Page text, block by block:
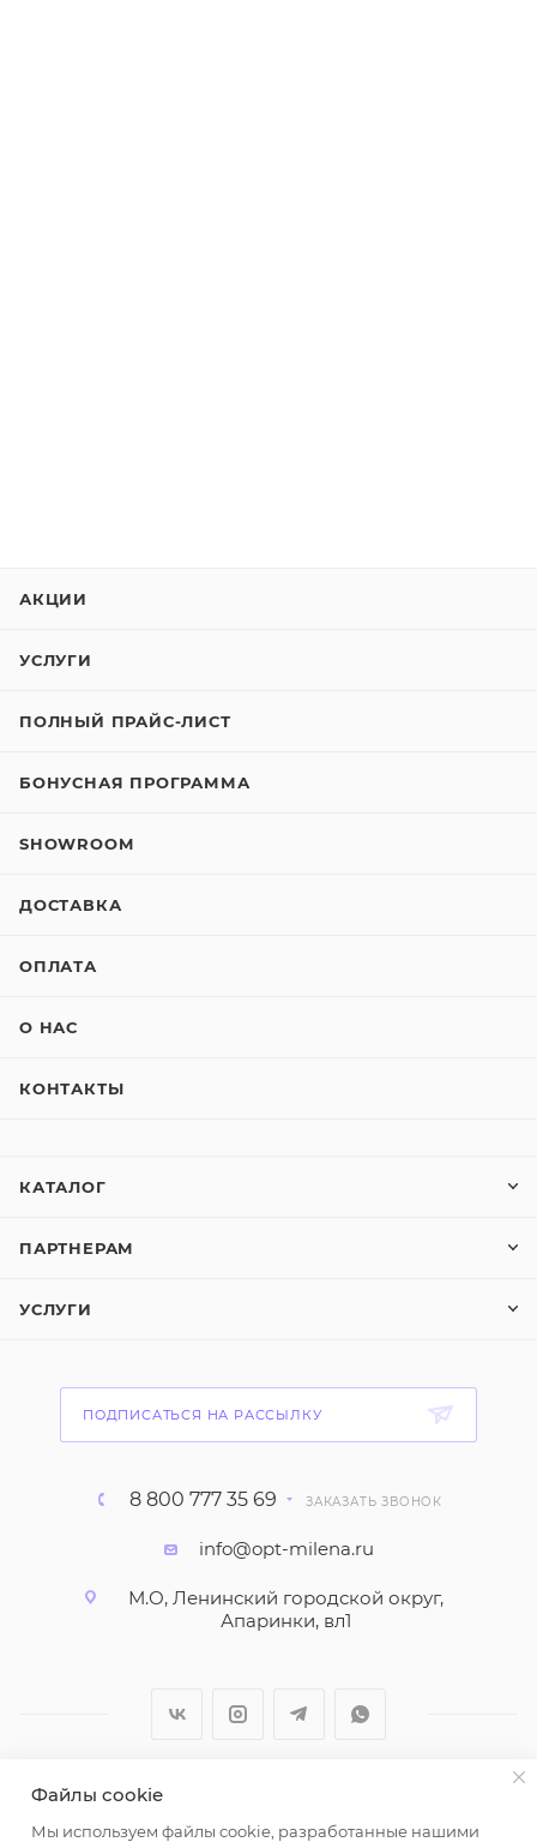
АКЦИИ
УСЛУГИ
ПОЛНЫЙ ПРАЙС-ЛИСТ
БОНУСНАЯ ПРОГРАММА
SHOWROOM
ДОСТАВКА
ОПЛАТА
О НАС
КОНТАКТЫ
КАТАЛОГ
ПАРТНЕРАМ
УСЛУГИ
ПОДПИСАТЬСЯ НА РАССЫЛКУ
8 800 777 35 69 ЗАКАЗАТЬ ЗВОНОК
info@opt-milena.ru
М.О, Ленинский городской округ,
Апаринки, вл1
2026 © ООО "Вайт Текстиль групп"
Любая информация на сайте носит справочный
Файлы cookie
Мы используем файлы cookie, разработанные нашими